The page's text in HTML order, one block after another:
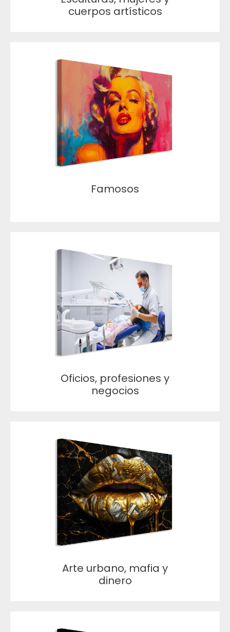
cuerpos artísticos
Famosos
Oficios, profesiones y
negocios
Arte urbano, mafia y
dinero